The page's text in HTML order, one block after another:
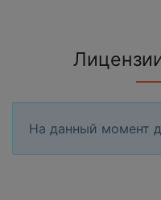
На данный момент